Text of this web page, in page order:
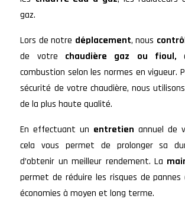
gaz.
Lors de notre déplacement, nous
de votre chaudière gaz ou fioul,
combustion selon les normes en vigueur.
sécurité de votre chaudière, nous
de la plus haute qualité.
En effectuant un entretien annuel de
cela vous permet de prolonger sa
d’obtenir un meilleur rendement. La
permet de réduire les risques de
économies à moyen et long terme.